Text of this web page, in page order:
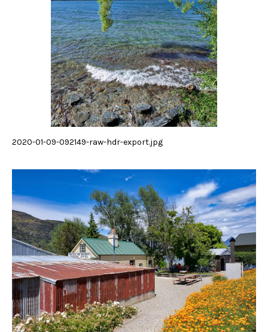
2020-01-09-092149-raw-hdr-export.jpg